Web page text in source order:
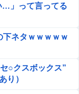
…」って言ってる
下ネタｗｗｗｗｗ
○クスボックス”
り）